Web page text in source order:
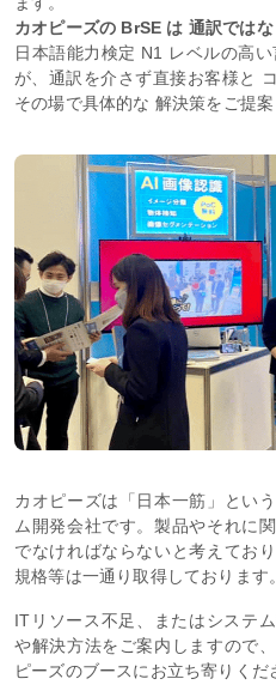
カオピーズの BrSE は 通訳ではな
日本語能力検定 N1 レベルの高
が、通訳を介さず直接お客様と
その場で具体的な 解決策をご提案
カオピーズは「日本一筋」とい
ム開発会社です。製品やそれに
でなければならないと考えてお
規格等は一通り取得しております。
ITリソース不足、またはシステ
や解決方法をご案内しますので
ピーズのブースにお立ち寄りくだ